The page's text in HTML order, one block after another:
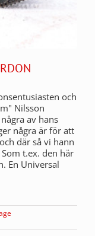
och
Nilsson
av hans
några är för att
där så vi hann
t.ex. den här
En Universal